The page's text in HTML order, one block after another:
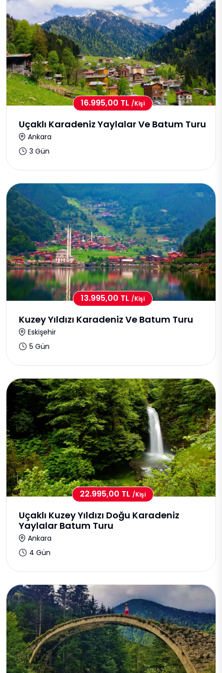
16.995,00 TL /kişi
Uçaklı Karadeniz Yaylalar Ve Batum Turu
Ankara
3 Gün
13.995,00 TL /kişi
Kuzey Yıldızı Karadeniz Ve Batum Turu
Eskişehir
5 Gün
22.995,00 TL /kişi
Uçaklı Kuzey Yıldızı Doğu Karadeniz
Yaylalar Batum Turu
Ankara
4 Gün